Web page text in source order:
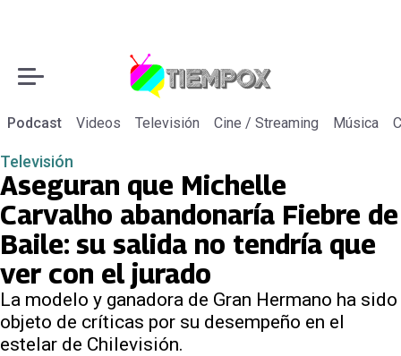
Podcast Videos Televisión Cine / Streaming Música
Televisión
Aseguran que Michelle
Carvalho abandonaría Fiebre de
Baile: su salida no tendría que
ver con el jurado
La modelo y ganadora de Gran Hermano ha sido
objeto de críticas por su desempeño en el
estelar de Chilevisión.